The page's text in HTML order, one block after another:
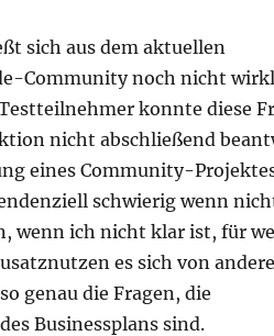
sich aus dem aktuellen
Community noch nicht
konnte diese
nicht abschließend
eines Community-
schwierig wenn
wenn ich nicht klar ist, für
es sich von
genau die Fragen, die
Businessplans sind.